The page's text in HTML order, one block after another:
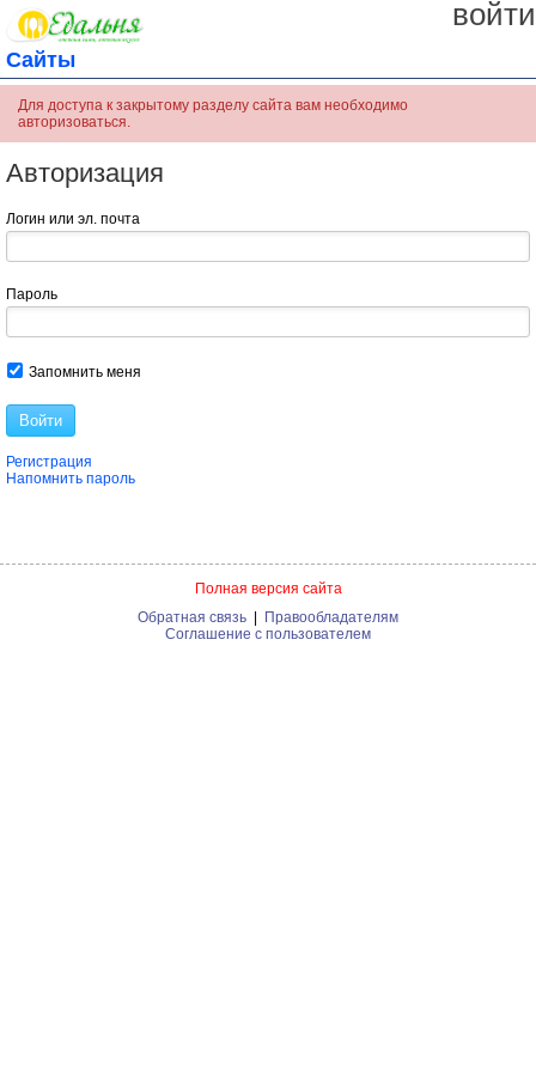
войти
Сайты
Для доступа к закрытому разделу сайта вам необходимо
авторизоваться.
Авторизация
Логин или эл. почта
Пароль
Запомнить меня
Войти
Регистрация
Напомнить пароль
Полная версия сайта
Обратная связь
Правообладателям
Соглашение с пользователем